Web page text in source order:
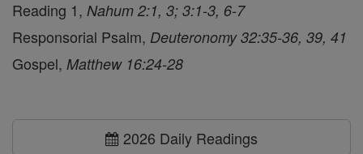
Reading 1, Nahum 2:1, 3; 3:1-3, 6-7
Responsorial Psalm, Deuteronomy 32:35-36, 39, 41
Gospel, Matthew 16:24-28
2026 Daily Readings